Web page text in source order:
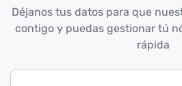
Déjanos tus datos para que
contigo y puedas gestionar tú
rápida